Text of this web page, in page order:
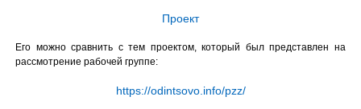
Проект
Его можно сравнить с тем проектом, который был представлен на
рассмотрение рабочей группе:
https://odintsovo.info/pzz/